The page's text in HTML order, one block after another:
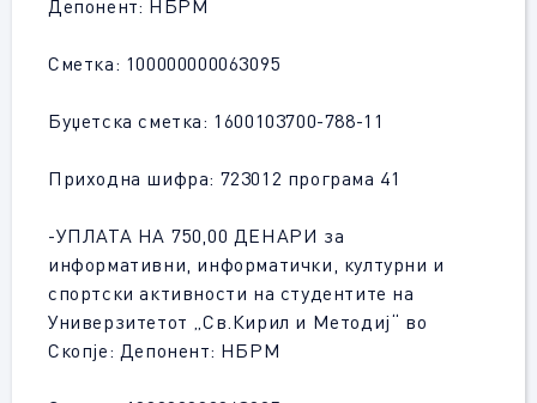
Депонент: НБРМ
Сметка: 100000000063095
Буџетска сметка: 1600103700-788-11
Приходна шифра: 723012 програма 41
-УПЛАТА НА 750,00 ДЕНАРИ за
информативни, информатички, културни и
спортски активности на студентите на
Универзитетот „Св.Кирил и Методиј“ во
Скопје: Депонент: НБРМ